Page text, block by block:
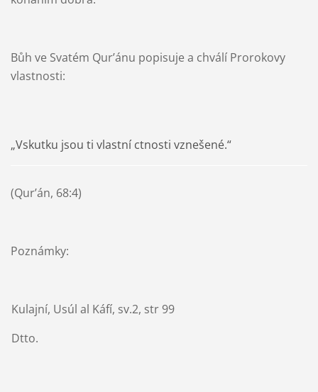
Bůh ve Svatém Qur’ánu popisuje a chválí Prorokovy
vlastnosti:
„Vskutku jsou ti vlastní ctnosti vznešené.“
(Qur’án, 68:4)
Poznámky:
Kulajní, Usúl al Káfí, sv.2, str 99
Dtto.